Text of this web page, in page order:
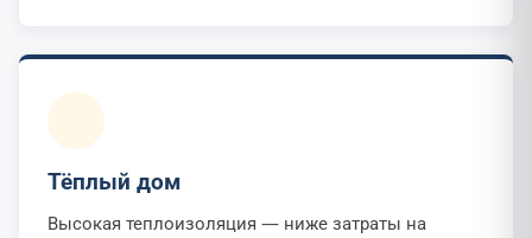
Тёплый дом
Высокая теплоизоляция — ниже затраты на